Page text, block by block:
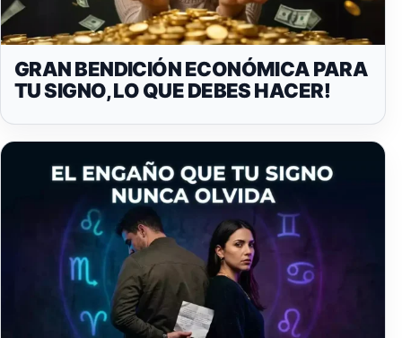
GRAN BENDICIÓN ECONÓMICA PARA
TU SIGNO, LO QUE DEBES HACER!